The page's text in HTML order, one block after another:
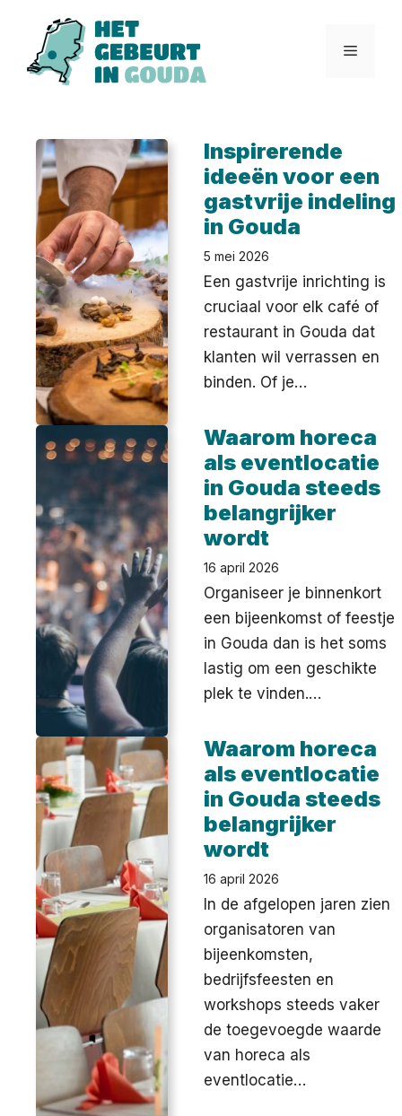
Menu
Inspirerende
ideeën voor een
gastvrije indeling
in Gouda
5 mei 2026
Een gastvrije inrichting is
cruciaal voor elk café of
restaurant in Gouda dat
klanten wil verrassen en
binden. Of je…
Waarom horeca
als eventlocatie
in Gouda steeds
belangrijker
wordt
16 april 2026
Organiseer je binnenkort
een bijeenkomst of feestje
in Gouda dan is het soms
lastig om een geschikte
plek te vinden.…
Waarom horeca
als eventlocatie
in Gouda steeds
belangrijker
wordt
16 april 2026
In de afgelopen jaren zien
organisatoren van
bijeenkomsten,
bedrijfsfeesten en
workshops steeds vaker
de toegevoegde waarde
van horeca als
eventlocatie…